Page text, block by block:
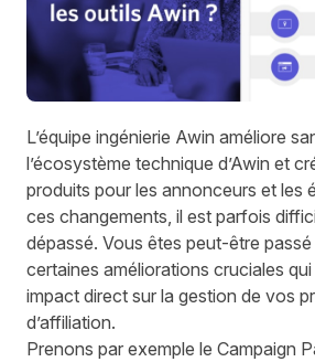
L’équipe ingénierie Awin améliore
l’écosystème technique d’Awin et
produits pour les annonceurs et les
ces changements, il est parfois
dépassé. Vous êtes peut-être
certaines améliorations cruciales
impact direct sur la gestion de vos
d’affiliation.
Prenons par exemple le Campaign